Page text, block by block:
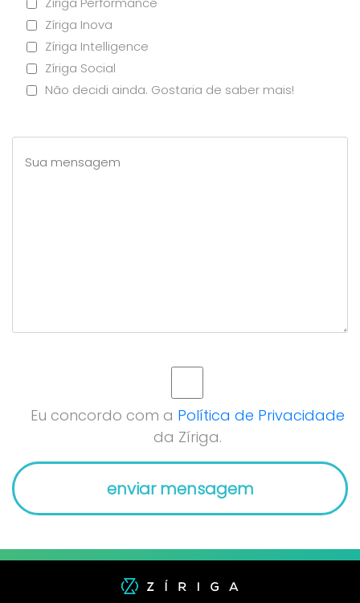
Zíriga Inova
Zíriga Intelligence
Zíriga Social
Não decidi ainda. Gostaria de saber mais!
Eu concordo com a Política de Privacidade
da Zíriga.